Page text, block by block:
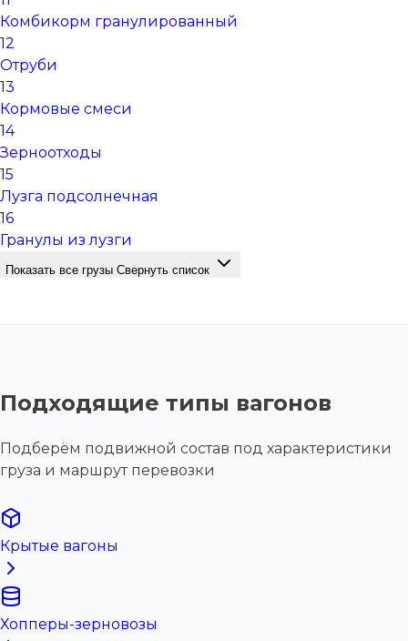
Комбикорм гранулированный
12
Отруби
13
Кормовые смеси
14
Зерноотходы
15
Лузга подсолнечная
16
Гранулы из лузги
Показать все грузы Свернуть список
Подходящие типы вагонов
Подберём подвижной состав под характеристики
груза и маршрут перевозки
Крытые вагоны
Хопперы-зерновозы